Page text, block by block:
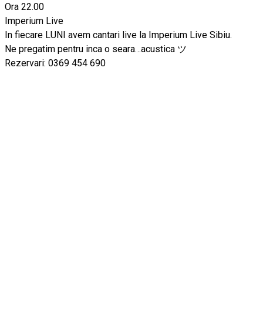
Ora 22.00
Imperium Live
In fiecare LUNI avem cantari live la Imperium Live Sibiu.
Ne pregatim pentru inca o seara…acustica ツ
Rezervari: 0369 454 690